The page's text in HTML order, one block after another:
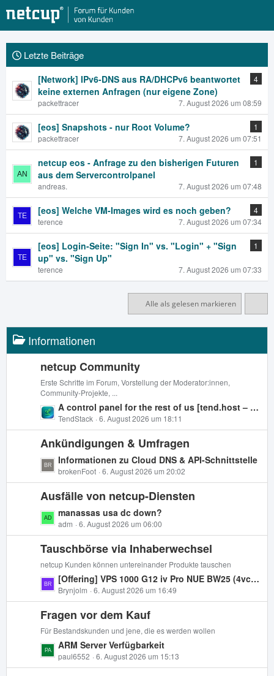
Letzte Beiträge
[Network] IPv6-DNS aus RA/DHCPv6 beantwortet
keine externen Anfragen (nur eigene Zone)
4
packettracer 7. August 2026 um 08:59
[eos] Snapshots - nur Root Volume?
1
packettracer
7. August 2026 um 07:51
netcup eos - Anfrage zu den bisherigen Futuren
aus dem Servercontrolpanel
1
andreas. 7. August 2026 um 07:48
[eos] Welche VM-Images wird es noch geben?
4
terence
7. August 2026 um 07:34
[eos] Login-Seite: "Sign In" vs. "Login" + "Sign
up" vs. "Sign Up"
1
terence 7. August 2026 um 07:33
Alle als gelesen markieren
Informationen
netcup Community
Erste Schritte im Forum, Vorstellung der Moderator:innen,
Community-Projekte, ...
L
e
t
z
t
e
B
e
ä
g
e
A control panel for the rest of us [tend.host – Das Open-Source-Control-Panel für App-Deployments, Backups & Server-Verwaltung]
TendStack 6. August 2026 um 18:11
Ankündigungen & Umfragen
L
e
t
z
t
e
B
e
t
ä
e
Informationen zu Cloud DNS & API-Schnittstelle
brokenFoot 6. August 2026 um 20:02
Ausfälle von netcup-Diensten
L
e
t
z
t
e
B
e
i
t
r
ä
g
e
manassas usa dc down?
adm 6. August 2026 um 06:00
Tauschbörse via Inhaberwechsel
netcup Kunden können untereinander Produkte tauschen
L
e
t
z
t
e
B
e
[Offering] VPS 1000 G12 iv Pro NUE BW25 (4vcpu, 8gb ram, 512gb nvme)
Brynjolm 6. August 2026 um 16:49
Fragen vor dem Kauf
Für Bestandskunden und jene, die es werden wollen
L
e
t
ARM Server Verfügbarkeit
paul6552 6. August 2026 um 15:13